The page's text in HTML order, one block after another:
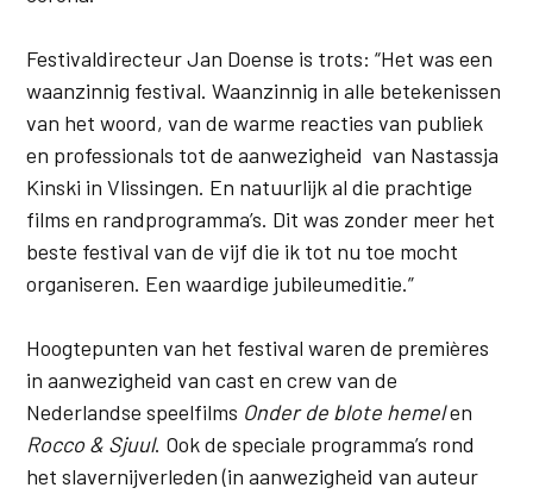
Festivaldirecteur Jan Doense is trots: “Het was een
waanzinnig festival. Waanzinnig in alle betekenissen
van het woord, van de warme reacties van publiek
en professionals tot de aanwezigheid van Nastassja
Kinski in Vlissingen. En natuurlijk al die prachtige
films en randprogramma’s. Dit was zonder meer het
beste festival van de vijf die ik tot nu toe mocht
organiseren. Een waardige jubileumeditie.”
Hoogtepunten van het festival waren de premières
in aanwezigheid van cast en crew van de
Nederlandse speelfilms Onder de blote hemelen
Rocco & Sjuul. Ook de speciale programma’s rond
het slavernijverleden (in aanwezigheid van auteur